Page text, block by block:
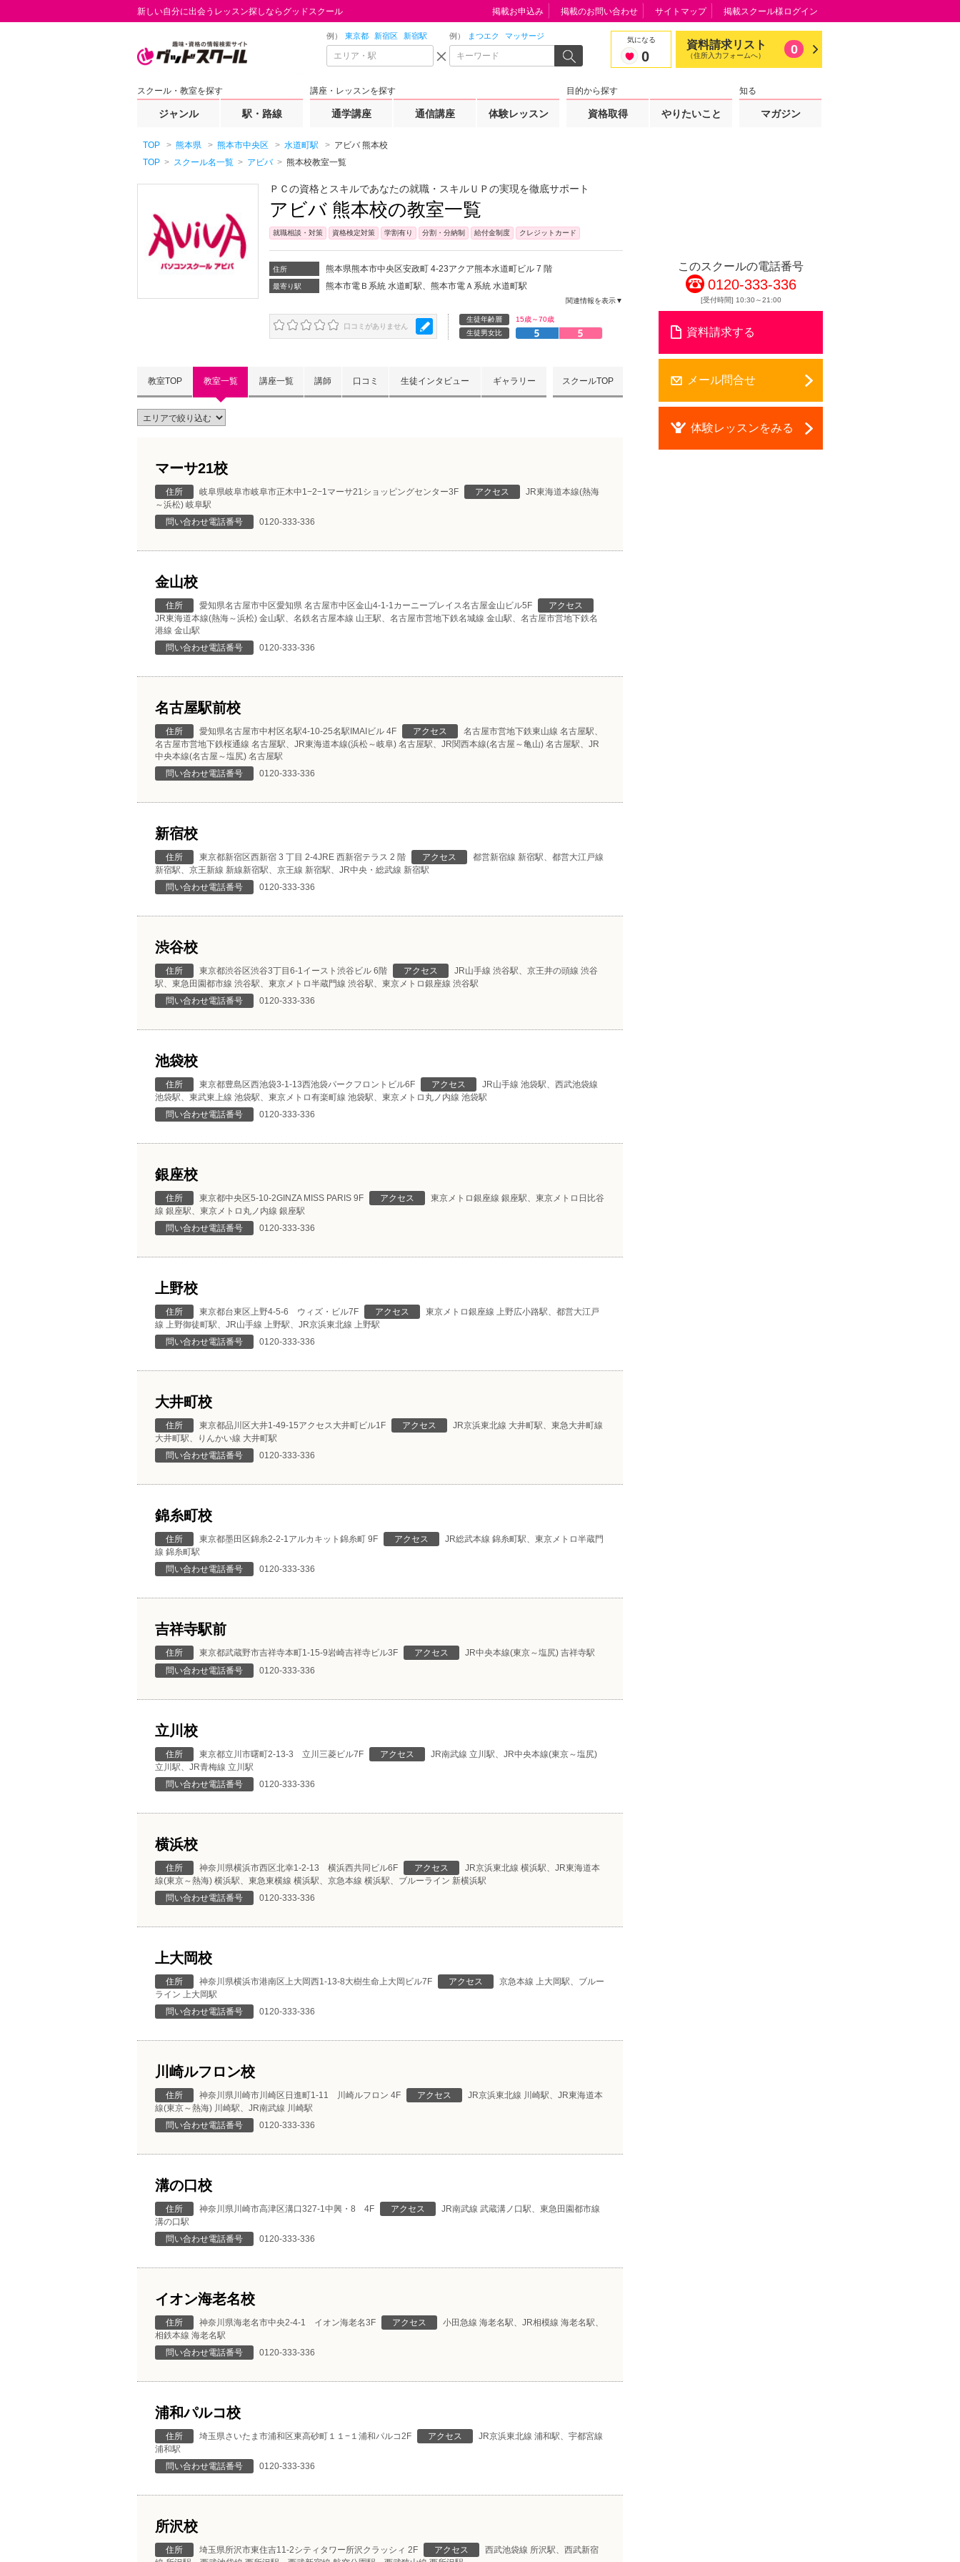
新しい自分に出会うレッスン探しならグッドスクール
例） 東京都 新宿区 新宿駅 例） まつエク マッサージ 気になる
0
資料請求リスト
（住所入力フォームへ） 0
スクール・教室を探す
ジャンル 駅・路線
講座・レッスンを探す
通学講座 通信講座 体験レッスン
目的から探す
資格取得 やりたいこと
知る
マガジン
掲載お申込み 掲載のお問い合わせ サイトマップ 掲載スクール様ログイン
TOP 熊本県 熊本市中央区 水道町駅
アビバ 熊本校
TOP
スクール名一覧 アビバ 熊本校教室一覧
ＰＣの資格とスキルであなたの就職・スキルＵＰの実現を徹底サポート
アビバ 熊本校の教室一覧
就職相談・対策 資格検定対策 学割有り 分割・分納制 給付金制度 クレジットカード
住所 熊本県熊本市中央区安政町 4-23アクア熊本水道町ビル 7 階
最寄り駅 熊本市電Ｂ系統 水道町駅、熊本市電Ａ系統 水道町駅
関連情報を表示▼
口コミがありません
生徒年齢層
15歳～70歳
生徒男女比
教室TOP 教室一覧 講座一覧 講師 口コミ 生徒インタビュー ギャラリー スクールTOP
マーサ21校
住所 岐阜県岐阜市岐阜市正木中1−2−1マーサ21ショッピングセンター3F アクセス
JR東海道本線(熱海
～浜松) 岐阜駅
問い合わせ電話番号
0120-333-336
金山校
住所 愛知県名古屋市中区愛知県 名古屋市中区金山4-1-1カーニープレイス名古屋金山ビル5F
アクセス
JR東海道本線(熱海～浜松) 金山駅、名鉄名古屋本線 山王駅、名古屋市営地下鉄名城線 金山駅、名古屋市営地下鉄名
港線 金山駅
問い合わせ電話番号
0120-333-336
名古屋駅前校
住所 愛知県名古屋市中村区名駅4-10-25名駅IMAIビル 4F アクセス
名古屋市営地下鉄東山線 名古屋駅、
名古屋市営地下鉄桜通線 名古屋駅、JR東海道本線(浜松～岐阜) 名古屋駅、JR関西本線(名古屋～亀山) 名古屋駅、JR
中央本線(名古屋～塩尻) 名古屋駅
問い合わせ電話番号
0120-333-336
新宿校
住所 東京都新宿区西新宿 3 丁目 2-4JRE 西新宿テラス 2 階 アクセス
都営新宿線 新宿駅、都営大江戸線
新宿駅、京王新線 新線新宿駅、京王線 新宿駅、JR中央・総武線 新宿駅
問い合わせ電話番号
0120-333-336
渋谷校
住所 東京都渋谷区渋谷3丁目6-1イースト渋谷ビル 6階 アクセス
JR山手線 渋谷駅、京王井の頭線 渋谷
駅、東急田園都市線 渋谷駅、東京メトロ半蔵門線 渋谷駅、東京メトロ銀座線 渋谷駅
問い合わせ電話番号
0120-333-336
池袋校
住所 東京都豊島区西池袋3-1-13西池袋パークフロントビル6F アクセス
JR山手線 池袋駅、西武池袋線
池袋駅、東武東上線 池袋駅、東京メトロ有楽町線 池袋駅、東京メトロ丸ノ内線 池袋駅
問い合わせ電話番号
0120-333-336
銀座校
住所 東京都中央区5-10-2GINZA MISS PARIS 9F アクセス
東京メトロ銀座線 銀座駅、東京メトロ日比谷
線 銀座駅、東京メトロ丸ノ内線 銀座駅
問い合わせ電話番号
0120-333-336
上野校
住所 東京都台東区上野4-5-6 ウィズ・ビル7F アクセス
東京メトロ銀座線 上野広小路駅、都営大江戸
線 上野御徒町駅、JR山手線 上野駅、JR京浜東北線 上野駅
問い合わせ電話番号
0120-333-336
大井町校
住所 東京都品川区大井1-49-15アクセス大井町ビル1F アクセス
JR京浜東北線 大井町駅、東急大井町線
大井町駅、りんかい線 大井町駅
問い合わせ電話番号
0120-333-336
錦糸町校
住所 東京都墨田区錦糸2-2-1アルカキット錦糸町 9F アクセス
JR総武本線 錦糸町駅、東京メトロ半蔵門
線 錦糸町駅
問い合わせ電話番号
0120-333-336
吉祥寺駅前
住所 東京都武蔵野市吉祥寺本町1-15-9岩崎吉祥寺ビル3F アクセス
JR中央本線(東京～塩尻) 吉祥寺駅
問い合わせ電話番号
0120-333-336
立川校
住所 東京都立川市曙町2-13-3 立川三菱ビル7F アクセス
JR南武線 立川駅、JR中央本線(東京～塩尻)
立川駅、JR青梅線 立川駅
問い合わせ電話番号
0120-333-336
横浜校
住所 神奈川県横浜市西区北幸1-2-13 横浜西共同ビル6F アクセス
JR京浜東北線 横浜駅、JR東海道本
線(東京～熱海) 横浜駅、東急東横線 横浜駅、京急本線 横浜駅、ブルーライン 新横浜駅
問い合わせ電話番号
0120-333-336
上大岡校
住所 神奈川県横浜市港南区上大岡西1-13-8大樹生命上大岡ビル7F アクセス
京急本線 上大岡駅、ブルー
ライン 上大岡駅
問い合わせ電話番号
0120-333-336
川崎ルフロン校
住所 神奈川県川崎市川崎区日進町1-11 川崎ルフロン 4F アクセス
JR京浜東北線 川崎駅、JR東海道本
線(東京～熱海) 川崎駅、JR南武線 川崎駅
問い合わせ電話番号
0120-333-336
溝の口校
住所 神奈川県川崎市高津区溝口327-1中興・8 4F アクセス
JR南武線 武蔵溝ノ口駅、東急田園都市線
溝の口駅
問い合わせ電話番号
0120-333-336
イオン海老名校
住所 神奈川県海老名市中央2-4-1 イオン海老名3F アクセス
小田急線 海老名駅、JR相模線 海老名駅、
相鉄本線 海老名駅
問い合わせ電話番号
0120-333-336
浦和パルコ校
住所 埼玉県さいたま市浦和区東高砂町１１−１浦和パルコ2F アクセス
JR京浜東北線 浦和駅、宇都宮線
浦和駅
問い合わせ電話番号
0120-333-336
所沢校
住所 埼玉県所沢市東住吉11-2シティタワー所沢クラッシィ 2F アクセス
西武池袋線 所沢駅、西武新宿
このスクールの電話番号
0120-333-336
[受付時間] 10:30～21:00
資料請求する
メール問合せ
体験レッスンをみる